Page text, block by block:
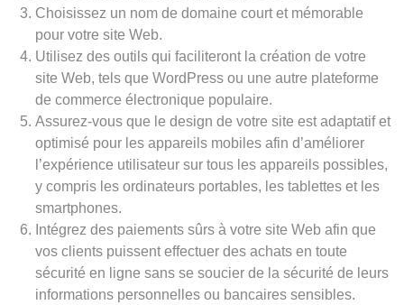
Choisissez un nom de domaine court et mémorable
pour votre site Web.
Utilisez des outils qui faciliteront la création de votre
site Web, tels que WordPress ou une autre plateforme
de commerce électronique populaire.
Assurez-vous que le design de votre site est adaptatif et
optimisé pour les appareils mobiles afin d’améliorer
l’expérience utilisateur sur tous les appareils possibles,
y compris les ordinateurs portables, les tablettes et les
smartphones.
Intégrez des paiements sûrs à votre site Web afin que
vos clients puissent effectuer des achats en toute
sécurité en ligne sans se soucier de la sécurité de leurs
informations personnelles ou bancaires sensibles.